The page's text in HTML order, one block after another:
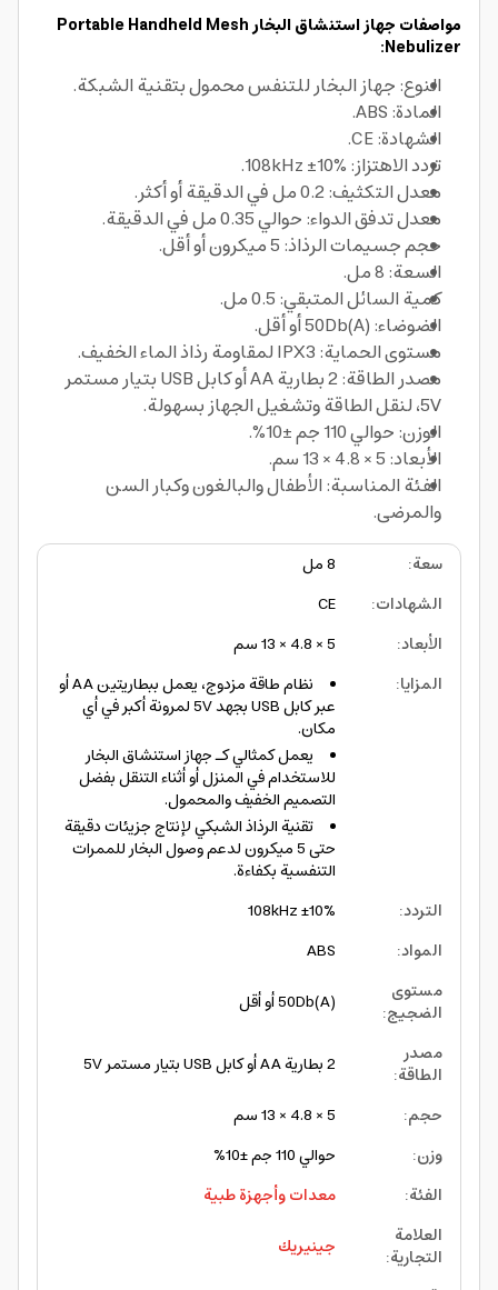
مواصفات جهاز استنشاق البخار Portable Handheld Mesh
Nebulizer:
النوع: جهاز البخار للتنفس محمول بتقنية الشبكة.
المادة: ABS.
الشهادة: CE.
تردد الاهتزاز: 108kHz ±10%.
معدل التكثيف: 0.2 مل في الدقيقة أو أكثر.
معدل تدفق الدواء: حوالي 0.35 مل في الدقيقة.
حجم جسيمات الرذاذ: 5 ميكرون أو أقل.
السعة: 8 مل.
كمية السائل المتبقي: 0.5 مل.
الضوضاء: 50Db(A) أو أقل.
مستوى الحماية: IPX3 لمقاومة رذاذ الماء الخفيف.
مصدر الطاقة: 2 بطارية AA أو كابل USB بتيار مستمر
5V، لنقل الطاقة وتشغيل الجهاز بسهولة.
الوزن: حوالي 110 جم ±10%.
الأبعاد: 5 × 4.8 × 13 سم.
الفئة المناسبة: الأطفال والبالغون وكبار السن
والمرضى.
سعة:
8 مل
الشهادات:
CE
الأبعاد:
5 × 4.8 × 13 سم
المزايا:
نظام طاقة مزدوج، يعمل ببطاريتين AA أو
عبر كابل USB بجهد 5V لمرونة أكبر في أي
مكان.
يعمل كمثالي كـ جهاز استنشاق البخار
للاستخدام في المنزل أو أثناء التنقل بفضل
التصميم الخفيف والمحمول.
تقنية الرذاذ الشبكي لإنتاج جزيئات دقيقة
حتى 5 ميكرون لدعم وصول البخار للممرات
التنفسية بكفاءة.
التردد:
108kHz ±10%
المواد:
ABS
مستوى
الضجيج:
50Db(A) أو أقل
مصدر
الطاقة:
2 بطارية AA أو كابل USB بتيار مستمر 5V
حجم:
5 × 4.8 × 13 سم
وزن:
حوالي 110 جم ±10%
الفئة:
معدات وأجهزة طبية
العلامة
التجارية:
جينيريك